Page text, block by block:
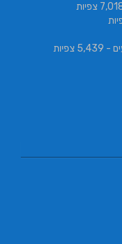
- 5,439 צפיות